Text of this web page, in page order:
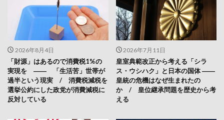
2026年8月4日
「財源」はあるので消費税1%の
実現を ―― 「生活苦」世帯が
過半という現実 / 消費税減税を
選挙公約にした政党が消費減税に
反対している
2026年7月11日
皇室典範改正から考える「シラ
ス・ウシハク」と日本の国体 ――
皇統の危機はなぜ生まれたの
か / 皇位継承問題を歴史から考
える